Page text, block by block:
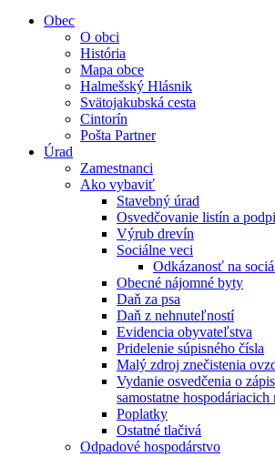
Obec
O obci
História
Mapa obce
Halmešský Hlásnik
Svätojakubská cesta
Cintorín
Pošta Partner
Úrad
Zamestnanci
Ako vybaviť
Stavebný úrad
Osvedčovanie listín a
Výrub drevín
Sociálne veci
Odkázanosť na
Obecné nájomné byty
Daň za psa
Daň z nehnuteľností
Evidencia obyvateľstva
Pridelenie súpisného čísla
Malý zdroj znečistenia
Vydanie osvedčenia o
samostatne
Poplatky
Ostatné tlačivá
Odpadové hospodárstvo